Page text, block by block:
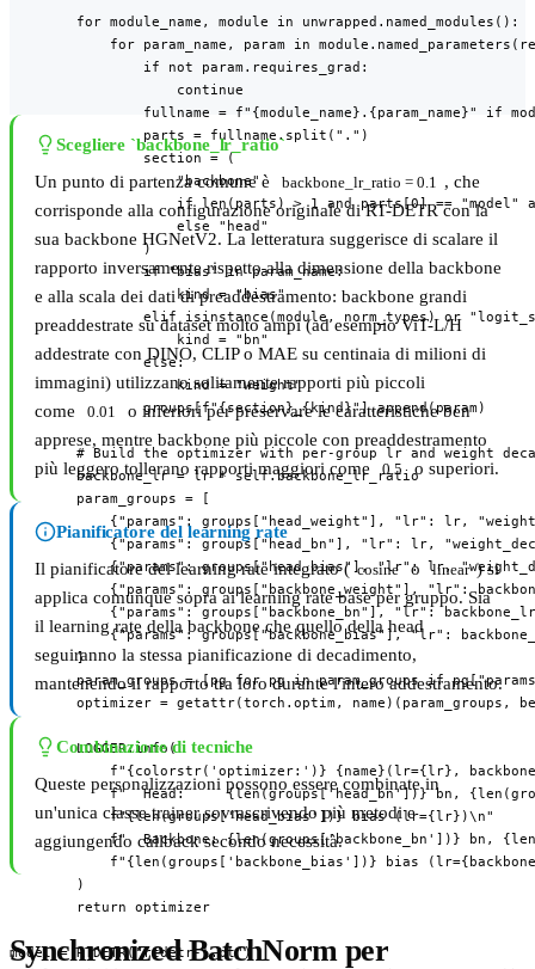
        for module_name, module in unwrapped.named_modules():
for param_name, param in
                if not param.requires_grad:
                    continue
fullname = f"{module_name}.{param_name}" if
                parts = fullname.split(".")
                section = (
                    "backbone"
if len(parts) > 1 and parts[0] == "model"
                    else "head"
                )
                if "bias" in param_name:
                    kind = "bias"
elif isinstance(module, norm_types) or
                    kind = "bn"
                else:
                    kind = "weight"
                groups[f"{section}_{kind}"].append(param)
# Build the optimizer with per-group lr and weight
        backbone_lr = lr * self.backbone_lr_ratio
        param_groups = [
{"params": groups["head_weight"], "lr": lr,
{"params": groups["head_bn"], "lr": lr,
{"params": groups["head_bias"], "lr": lr,
{"params": groups["backbone_weight"], "lr":
{"params": groups["backbone_bn"], "lr":
{"params": groups["backbone_bias"], "lr":
        ]
param_groups = [pg for pg in param_groups if
optimizer = getattr(torch.optim, name)(param_groups,
        LOGGER.info(
f"{colorstr('optimizer:')} {name}(lr={lr},
f"  Head:     {len(groups['head_bn'])} bn,
            f"{len(groups['head_bias'])} bias (lr={lr})\n"
f"  Backbone: {len(groups['backbone_bn'])} bn,
f"{len(groups['backbone_bias'])} bias
        )
        return optimizer
model = RTDETR("rtdetr-l.pt")
Scegliere `backbone_lr_ratio`
Un punto di partenza comune è
backbone_lr_ratio = 0.1 , che
corrisponde alla configurazione originale di RT-DETR con la
sua backbone HGNetV2. La letteratura suggerisce di scalare il
rapporto inversamente rispetto alla dimensione della backbone
e alla scala dei dati di preaddestramento: backbone grandi
preaddestrate su dataset molto ampi (ad esempio ViT-L/H
addestrate con DINO, CLIP o MAE su centinaia di milioni di
immagini) utilizzano solitamente rapporti più piccoli
come
0.01
o inferiori per preservare le caratteristiche ben
apprese, mentre backbone più piccole con preaddestramento
più leggero tollerano rapporti maggiori come
0.5 o superiori.
Pianificatore del learning rate
Il pianificatore del learning rate integrato ( cosine o linear ) si
applica comunque sopra ai learning rate base per gruppo. Sia
il learning rate della backbone che quello della head
seguiranno la stessa pianificazione di decadimento,
mantenendo il rapporto tra loro durante l'intero addestramento.
Combinazione di tecniche
Queste personalizzazioni possono essere combinate in
un'unica classe trainer sovrascrivendo più metodi e
aggiungendo callback secondo necessità.
Synchronized BatchNorm per